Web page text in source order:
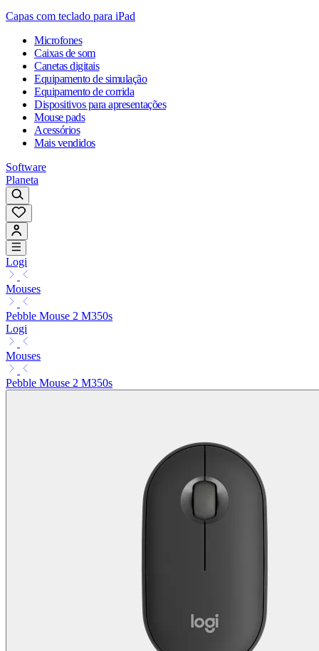
Capas com teclado para iPad
Microfones
Caixas de som
Canetas digitais
Equipamento de simulação
Equipamento de corrida
Dispositivos para apresentações
Mouse pads
Acessórios
Mais vendidos
Software
Planeta
Logi
Mouses
Pebble Mouse 2 M350s
Logi
Mouses
Pebble Mouse 2 M350s